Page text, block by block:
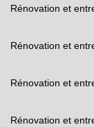
Rénovation et
Rénovation et
Rénovation et
Rénovation et